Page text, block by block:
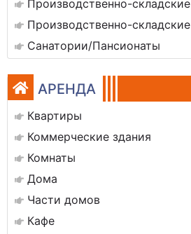
Производственно-
Производственно-
Санатории/Пансионаты
АРЕНДА
Квартиры
Коммерческие здания
Комнаты
Дома
Части домов
Кафе